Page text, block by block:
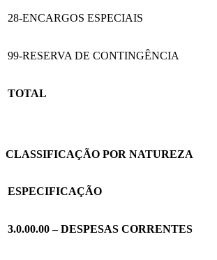
28-ENCARGOS ESPECIAIS
99-RESERVA DE CONTINGÊNCIA
TOTAL
CLASSIFICAÇÃO POR NATUREZA
ESPECIFICAÇÃO
3.0.00.00 – DESPESAS CORRENTES